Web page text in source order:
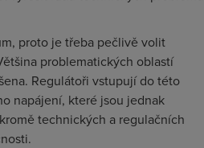
proto je třeba pečlivě volit
problematických oblastí
Regulátoři vstupují do této
napájení, které jsou jednak
technických a regulačních